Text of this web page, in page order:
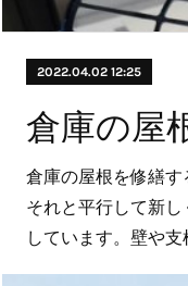
2022.04.02 12:25
倉庫の屋
倉庫の屋根を修繕す
それと平行して新
しています。壁や